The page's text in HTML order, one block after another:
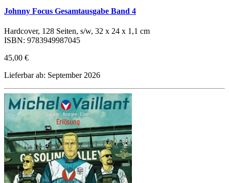
Johnny Focus Gesamtausgabe Band 4
Hardcover, 128 Seiten, s/w, 32 x 24 x 1,1 cm
ISBN: 9783949987045
45,00 €
Lieferbar ab: September 2026